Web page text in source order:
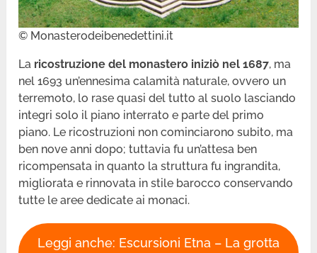
© Monasterodeibenedettini.it
La ricostruzione del monastero iniziò nel 1687, ma
nel 1693 un’ennesima calamità naturale, ovvero un
terremoto, lo rase quasi del tutto al suolo lasciando
integri solo il piano interrato e parte del primo
piano. Le ricostruzioni non cominciarono subito, ma
ben nove anni dopo; tuttavia fu un’attesa ben
ricompensata in quanto la struttura fu ingrandita,
migliorata e rinnovata in stile barocco conservando
tutte le aree dedicate ai monaci.
Leggi anche: Escursioni Etna – La grotta